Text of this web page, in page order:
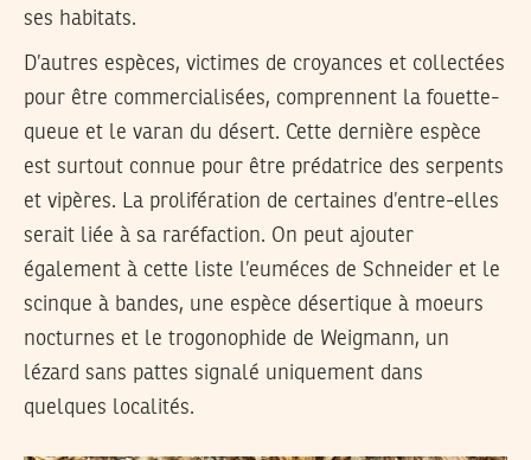
ses habitats.
D’autres espèces, victimes de croyances et collectées
pour être commercialisées, comprennent la fouette-
queue et le varan du désert. Cette dernière espèce
est surtout connue pour être prédatrice des serpents
et vipères. La prolifération de certaines d’entre-elles
serait liée à sa raréfaction. On peut ajouter
également à cette liste l’euméces de Schneider et le
scinque à bandes, une espèce désertique à moeurs
nocturnes et le trogonophide de Weigmann, un
lézard sans pattes signalé uniquement dans
quelques localités.